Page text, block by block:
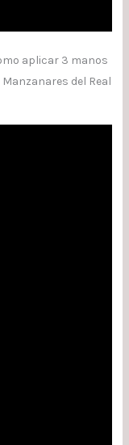
aplicar 3 manos
del Real